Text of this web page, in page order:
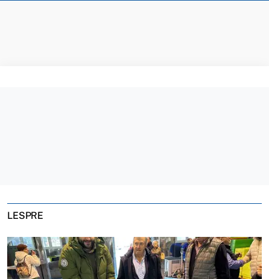
LESPRE